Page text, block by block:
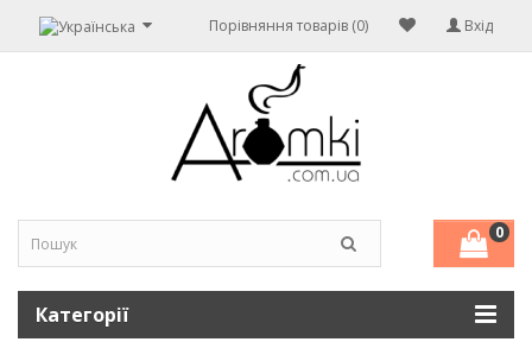
Вхід
Порівняння товарів (0)
0
Категорії